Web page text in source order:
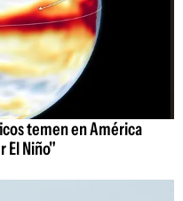
temen en América
El Niño"